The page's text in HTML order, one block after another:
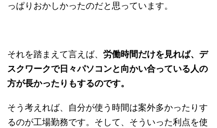
っぱりおかしかったのだと思っています。
それを踏まえて言えば、 労働時間だけを見れば、デ
スクワークで日々パソコンと向かい合っている人の
方が長かったりもするのです。
そう考えれば、自分が使う時間は案外多かったりす
るのが工場勤務です。そして、そういった利点を使